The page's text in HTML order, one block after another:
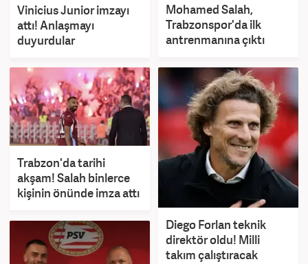
Vinicius Junior imzayı
attı! Anlaşmayı
duyurdular
Mohamed Salah,
Trabzonspor'da ilk
antrenmanına çıktı
Trabzon'da tarihi
akşam! Salah binlerce
kişinin önünde imza attı
Diego Forlan teknik
direktör oldu! Milli
takım çalıştıracak